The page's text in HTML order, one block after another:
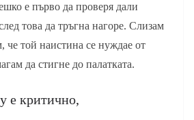
е първо да проверя дали
това да тръгна нагоре. Слизам
че той наистина се нуждае от
да стигне до палатката.
е критично,